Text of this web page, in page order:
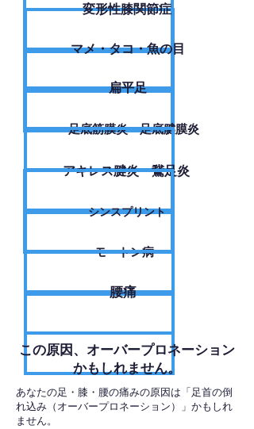
変形性膝関節症
​マメ・タコ・魚の目
扁平足
足底筋膜炎・足底腱膜炎
アキレス腱炎・鵞足炎
シンスプリント
モートン病
腰痛
​この原因、オーバープロネーション
かもしれません。
あなたの足・膝・腰の痛みの原因は「足首の倒
れ込み（オーバープロネーション）」かもしれ
ません。